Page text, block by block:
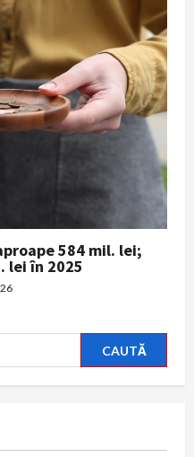
584 mil. lei;
lei în 2025